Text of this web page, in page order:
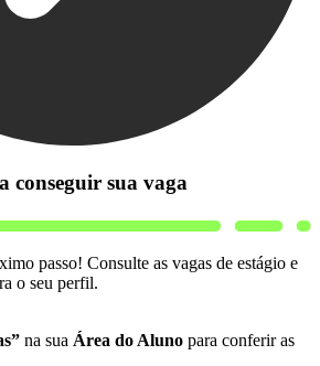
conseguir sua vaga
passo! Consulte as vagas de estágio e
o seu perfil.
na sua Área do Aluno para conferir as